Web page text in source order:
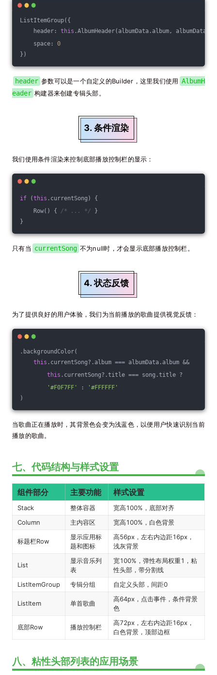
ListItemGroup({
header: this .AlbumHeader(albumData.album,
space: 0
})
header 参数可以是一个自定义的Builder，这里我们使用 AlbumH
eader 构建器来创建专辑头部。
3. 条件渲染
我们使用条件渲染来控制底部播放控制栏的显示：
if (this .currentSong) {
Row() { /* ... */ }
}
只有当 currentSong 不为null时，才会显示底部播放控制栏。
4. 状态反馈
为了提供良好的用户体验，我们为当前播放的歌曲提供视觉反馈：
.backgroundColor(
this .currentSong?.album === albumData.album &&
this .currentSong?.title === song.title ?
'#F0F7FF'
:
'#FFFFFF'
)
当歌曲正在播放时，其背景色会变为浅蓝色，以便用户快速识别当前
播放的歌曲。
七、代码结构与样式设置
组件部分 主要功能 样式设置
Stack 整体容器
宽高100%，底部对齐
Column
主内容区 宽高100%，白色背景
标题栏Row
显示应用标
题和图标
高56px，左右内边距16px，
浅灰背景
List
显示音乐列
表
宽100%，弹性布局权重1，粘
性头部，带分割线
ListItemGroup
专辑分组 自定义头部，间距0
ListItem 单首歌曲
高64px，点击事件，条件背景
色
底部Row 播放控制栏
高72px，左右内边距16px，
白色背景，顶部边框
八、粘性头部列表的应用场景